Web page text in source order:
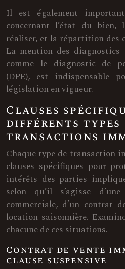
Il est également
concernant l’état du bien,
réaliser, et la répartition des
La mention des diagnostics
comme le diagnostic de
(DPE), est indispensable
législation en vigueur.
Clauses
différents types
transactions
Chaque type de transaction
clauses spécifiques pour
intérêts des parties
selon qu’il s’agisse
commerciale, d’un contrat
location saisonnière.
chacune de ces situations.
Contrat de vente
clause suspensive